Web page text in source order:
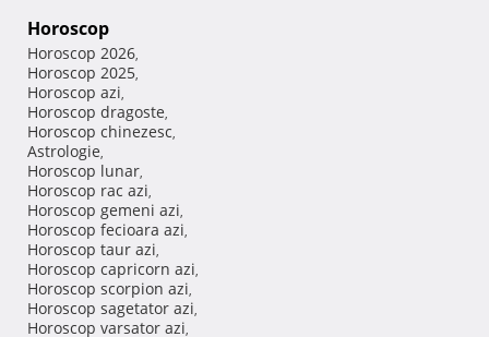
Horoscop
Horoscop 2026,
Horoscop 2025,
Horoscop azi,
Horoscop dragoste,
Horoscop chinezesc,
Astrologie,
Horoscop lunar,
Horoscop rac azi,
Horoscop gemeni azi,
Horoscop fecioara azi,
Horoscop taur azi,
Horoscop capricorn azi,
Horoscop scorpion azi,
Horoscop sagetator azi,
Horoscop varsator azi,